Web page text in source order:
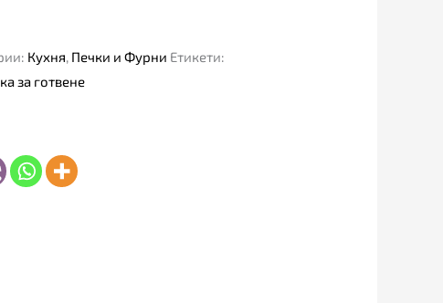
Кухня Печки и Фурни Етикети:
за готвене